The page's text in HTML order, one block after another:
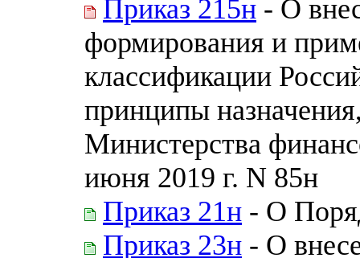
Приказ 215н - О
формирования и
классификации
принципы
Министерства
июня 2019 г. N 85н
Приказ 21н - О
Приказ 23н - О